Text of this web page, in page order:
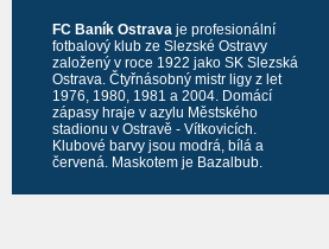
FC Baník Ostrava je profesionální
fotbalový klub ze Slezské Ostravy
založený v roce 1922 jako SK Slezská
Ostrava. Čtyřnásobný mistr ligy z let
1976, 1980, 1981 a 2004. Domácí
zápasy hraje v azylu Městského
stadionu v Ostravě - Vítkovicích.
Klubové barvy jsou modrá, bílá a
červená. Maskotem je Bazalbub.